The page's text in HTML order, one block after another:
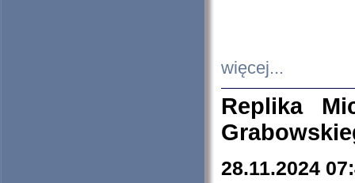
więcej...
Replika
28.11.2024